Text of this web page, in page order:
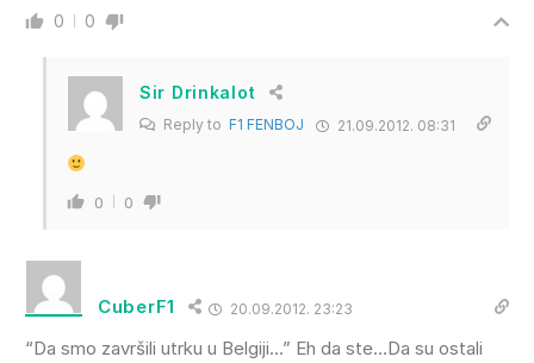
0 0
Sir Drinkalot
Reply to F1 FENBOJ 21.09.2012. 08:31
0 0
CuberF1 20.09.2012. 23:23
“Da smo završili utrku u Belgiji…” Eh da ste…Da su ostali